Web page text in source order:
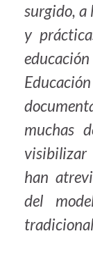
surgido, a
y
muchas
visibilizar
han
del